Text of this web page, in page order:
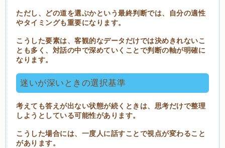
ただし、どの道を選ぶかという最終判断では、自分の適性
やタイミングも重要になります。
こうした要素は、客観的なデータだけでは決めきれないこ
とも多く、対話の中で深めていくことで判断の軸が明確に
なります。
迷いが深いときの選択基準
考えても答えが出ない状態が続くときは、思考だけで整理
しようとしている可能性があります。
こうした場合には、一度人に話すことで視点が変わること
があります。